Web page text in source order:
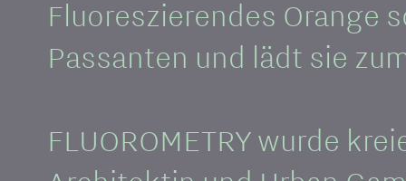
Fluoreszierendes Orange
Passanten und lädt sie
FLUOROMETRY wurde